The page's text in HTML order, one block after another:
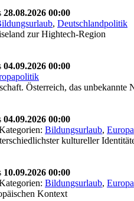
28.08.2026 00:00
, Deutschlandpolitik
zur Hightech-Region
04.09.2026 00:00
Österreich, das unbekannte
04.09.2026 00:00
Bildungsurlaub,
kultureller
10.09.2026 00:00
Bildungsurlaub,
Kontext